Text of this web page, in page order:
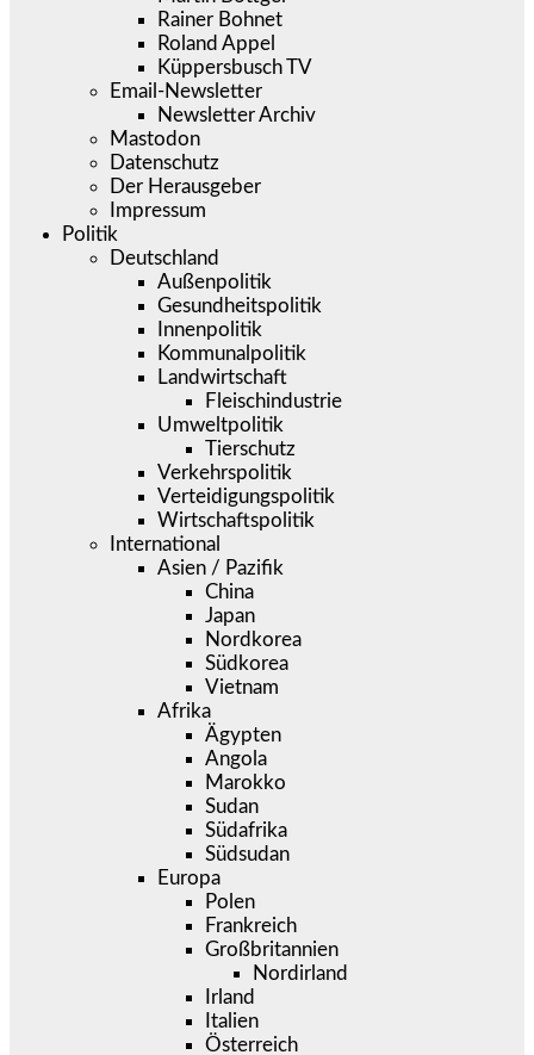
Rainer Bohnet
Roland Appel
Küppersbusch TV
Email-Newsletter
Newsletter Archiv
Mastodon
Datenschutz
Der Herausgeber
Impressum
Politik
Deutschland
Außenpolitik
Gesundheitspolitik
Innenpolitik
Kommunalpolitik
Landwirtschaft
Fleischindustrie
Umweltpolitik
Tierschutz
Verkehrspolitik
Verteidigungspolitik
Wirtschaftspolitik
International
Asien / Pazifik
China
Japan
Nordkorea
Südkorea
Vietnam
Afrika
Ägypten
Angola
Marokko
Sudan
Südafrika
Südsudan
Europa
Polen
Frankreich
Großbritannien
Nordirland
Irland
Italien
Österreich